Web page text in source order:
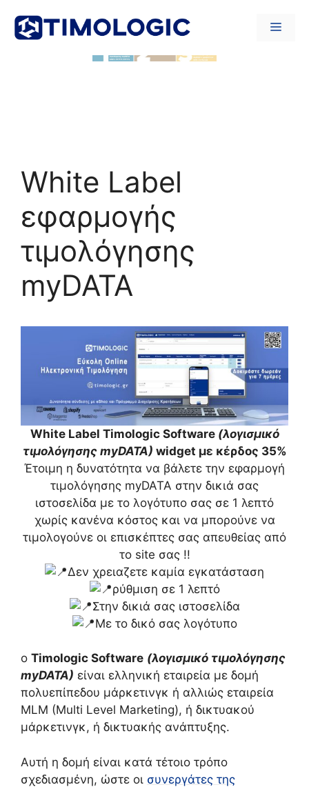
περιεχόμενο
White Label
εφαρμογής
τιμολόγησης
myDATA
White Label Timologic Software (λογισμικό
τιμολόγησης myDATA) widget με κέρδος 35%
Έτοιμη η δυνατότητα να βάλετε την εφαρμογή
τιμολόγησης myDATA στην δικιά σας
ιστοσελίδα με το λογότυπο σας σε 1 λεπτό
χωρίς κανένα κόστος και να μπορούνε να
τιμολογούνε οι επισκέπτες σας απευθείας από
το site σας !!
Δεν χρειαζετε καμία εγκατάσταση
ρύθμιση σε 1 λεπτό
Στην δικιά σας ιστοσελίδα
Με το δικό σας λογότυπο
ο Timologic Software (λογισμικό τιμολόγησης
myDATA) είναι ελληνική εταιρεία με δομή
πολυεπίπεδου μάρκετινγκ ή αλλιώς εταιρεία
MLM (Multi Level Marketing), ή δικτυακού
μάρκετινγκ, ή δικτυακής ανάπτυξης.
Αυτή η δομή είναι κατά τέτοιο τρόπο
σχεδιασμένη, ώστε οι συνεργάτες της